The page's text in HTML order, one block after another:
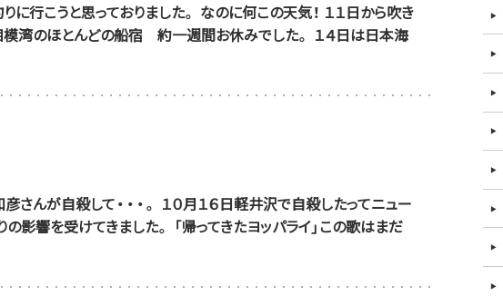
に行こうと思っておりました。 なのに何この天気！ １１日から吹き
湾のほとんどの船宿 約一週間お休みでした。 １４日は日本海
さんが自殺して・・・。 １０月１６日軽井沢で自殺したってニュー
影響を受けてきました。 「帰ってきたヨッパライ」この歌はまだ